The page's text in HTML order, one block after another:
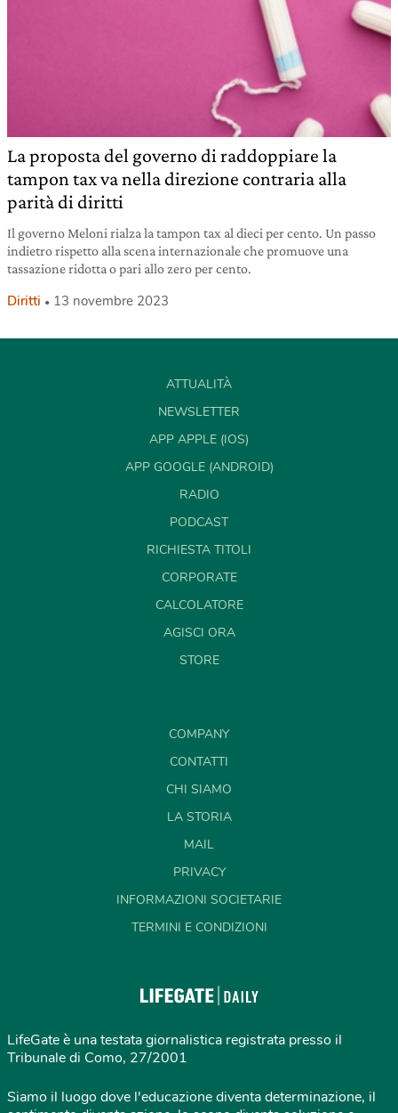
La proposta del governo di raddoppiare la
tampon tax va nella direzione contraria alla
parità di diritti
Il governo Meloni rialza la tampon tax al dieci per cento. Un passo
indietro rispetto alla scena internazionale che promuove una
tassazione ridotta o pari allo zero per cento.
Diritti 13 novembre 2023
ATTUALITÀ
NEWSLETTER
APP APPLE (IOS)
APP GOOGLE (ANDROID)
RADIO
PODCAST
RICHIESTA TITOLI
CORPORATE
CALCOLATORE
AGISCI ORA
STORE
COMPANY
CONTATTI
CHI SIAMO
LA STORIA
MAIL
PRIVACY
INFORMAZIONI SOCIETARIE
TERMINI E CONDIZIONI
LifeGate è una testata giornalistica registrata presso il
Tribunale di Como, 27/2001
Siamo il luogo dove l'educazione diventa determinazione, il